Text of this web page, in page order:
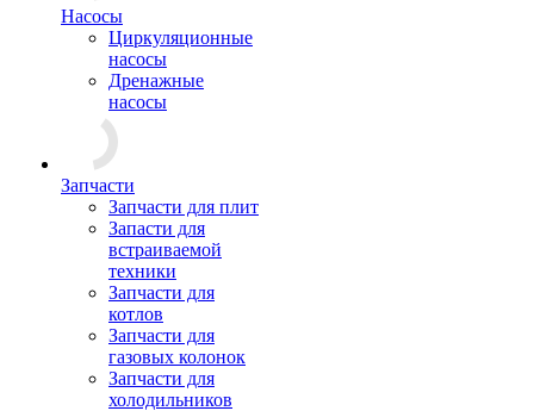
Насосы
Циркуляционные
насосы
Дренажные
насосы
Запчасти
Запчасти для плит
Запасти для
встраиваемой
техники
Запчасти для
котлов
Запчасти для
газовых колонок
Запчасти для
холодильников